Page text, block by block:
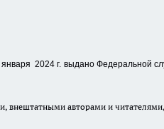
2024 г. выдано Федеральной
авторами и